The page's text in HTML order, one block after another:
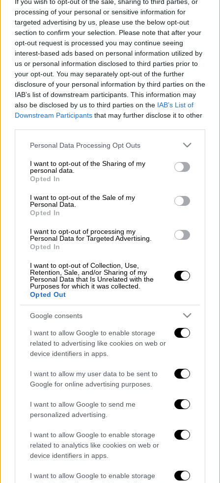
If you wish to opt-out of the sale, sharing to third parties, or
processing of your personal or sensitive information for
targeted advertising by us, please use the below opt-out
section to confirm your selection. Please note that after your
opt-out request is processed you may continue seeing
interest-based ads based on personal information utilized by
us or personal information disclosed to third parties prior to
your opt-out. You may separately opt-out of the further
disclosure of your personal information by third parties on the
IAB’s list of downstream participants. This information may
also be disclosed by us to third parties on the IAB’s List of
Downstream Participants that may further disclose it to other
Please note that this website/app uses one or more Google
not limited to your visit or usage behaviour. You may click to
grant or deny consent to Google and its third-party tags to
use your data for below specified purposes in below Google
consent section.
Personal Data Processing Opt Outs
I want to opt-out of the Sharing of my
personal data.
Opted In
I want to opt-out of the Sale of my
Personal Data.
Opted In
I want to opt-out of processing my
Personal Data for Targeted Advertising.
Opted In
I want to opt-out of Collection, Use,
Retention, Sale, and/or Sharing of my
Personal Data that Is Unrelated with the
Purposes for which it was collected.
Opted Out
Google consents
I want to allow Google to enable storage
related to advertising like cookies on web or
device identifiers in apps.
I want to allow my user data to be sent to
Google for online advertising purposes.
I want to allow Google to send me
personalized advertising.
I want to allow Google to enable storage
related to analytics like cookies on web or
device identifiers in apps.
I want to allow Google to enable storage
Προσθέστε το ΕΘΝΟΣ στη Google
Κρυφή κάμερα σε γυναικείες τουαλέτες
εταιρείας στηνΠαλλήνη είχε τοποθετήσει
ένας 43χρονος, ο οποίος εντοπίστηκε και
συνελήφθη από αστυνομικούς του Τμήματος
Δίωξης Ηλεκτρονικού Εγκλήματος
Παλλήνης.
Η υπόθεση αποκαλύφθηκε στις 31 Ιουλίου,
ότανεργαζόμενοι της εταιρείας βρήκαν την
κάμεραμε ενσωματωμένη κάρτα μνήμης. Από
την έρευνα προέκυψε ότι ο κατηγορούμενος
είχε καταγραφεί να ρυθμίζει τη συσκευή
ΔΙΑΒΑΣΤΕ ΕΠΙΣΗΣ
Φωτιά τώρα στην Πρέβεζα, σε
δασική έκταση
Στις 18 Αυγούστου αστυνομικοί
, όπου βρέθηκαν
τηλέφωνα,σκληροί δίσκοικαικάρτες
μνήμης. Στα αρχεία που εξετάστηκαν
βίντεο με ανήλικα άτομα
από την τουαλέτα της εταιρείας, αλλά και
βίντεο προερχόμενα από κάμερες που είχε
τοποθετήσει στην οικία του.
Ο άνδρας οδηγήθηκε στον Εισαγγελέα
Πρωτοδικών Αθηνών, ο οποίος διέταξε τη
συνέχιση της κράτησής του.
του ανακριτή, από όπου αφέθηκε ελεύθερος